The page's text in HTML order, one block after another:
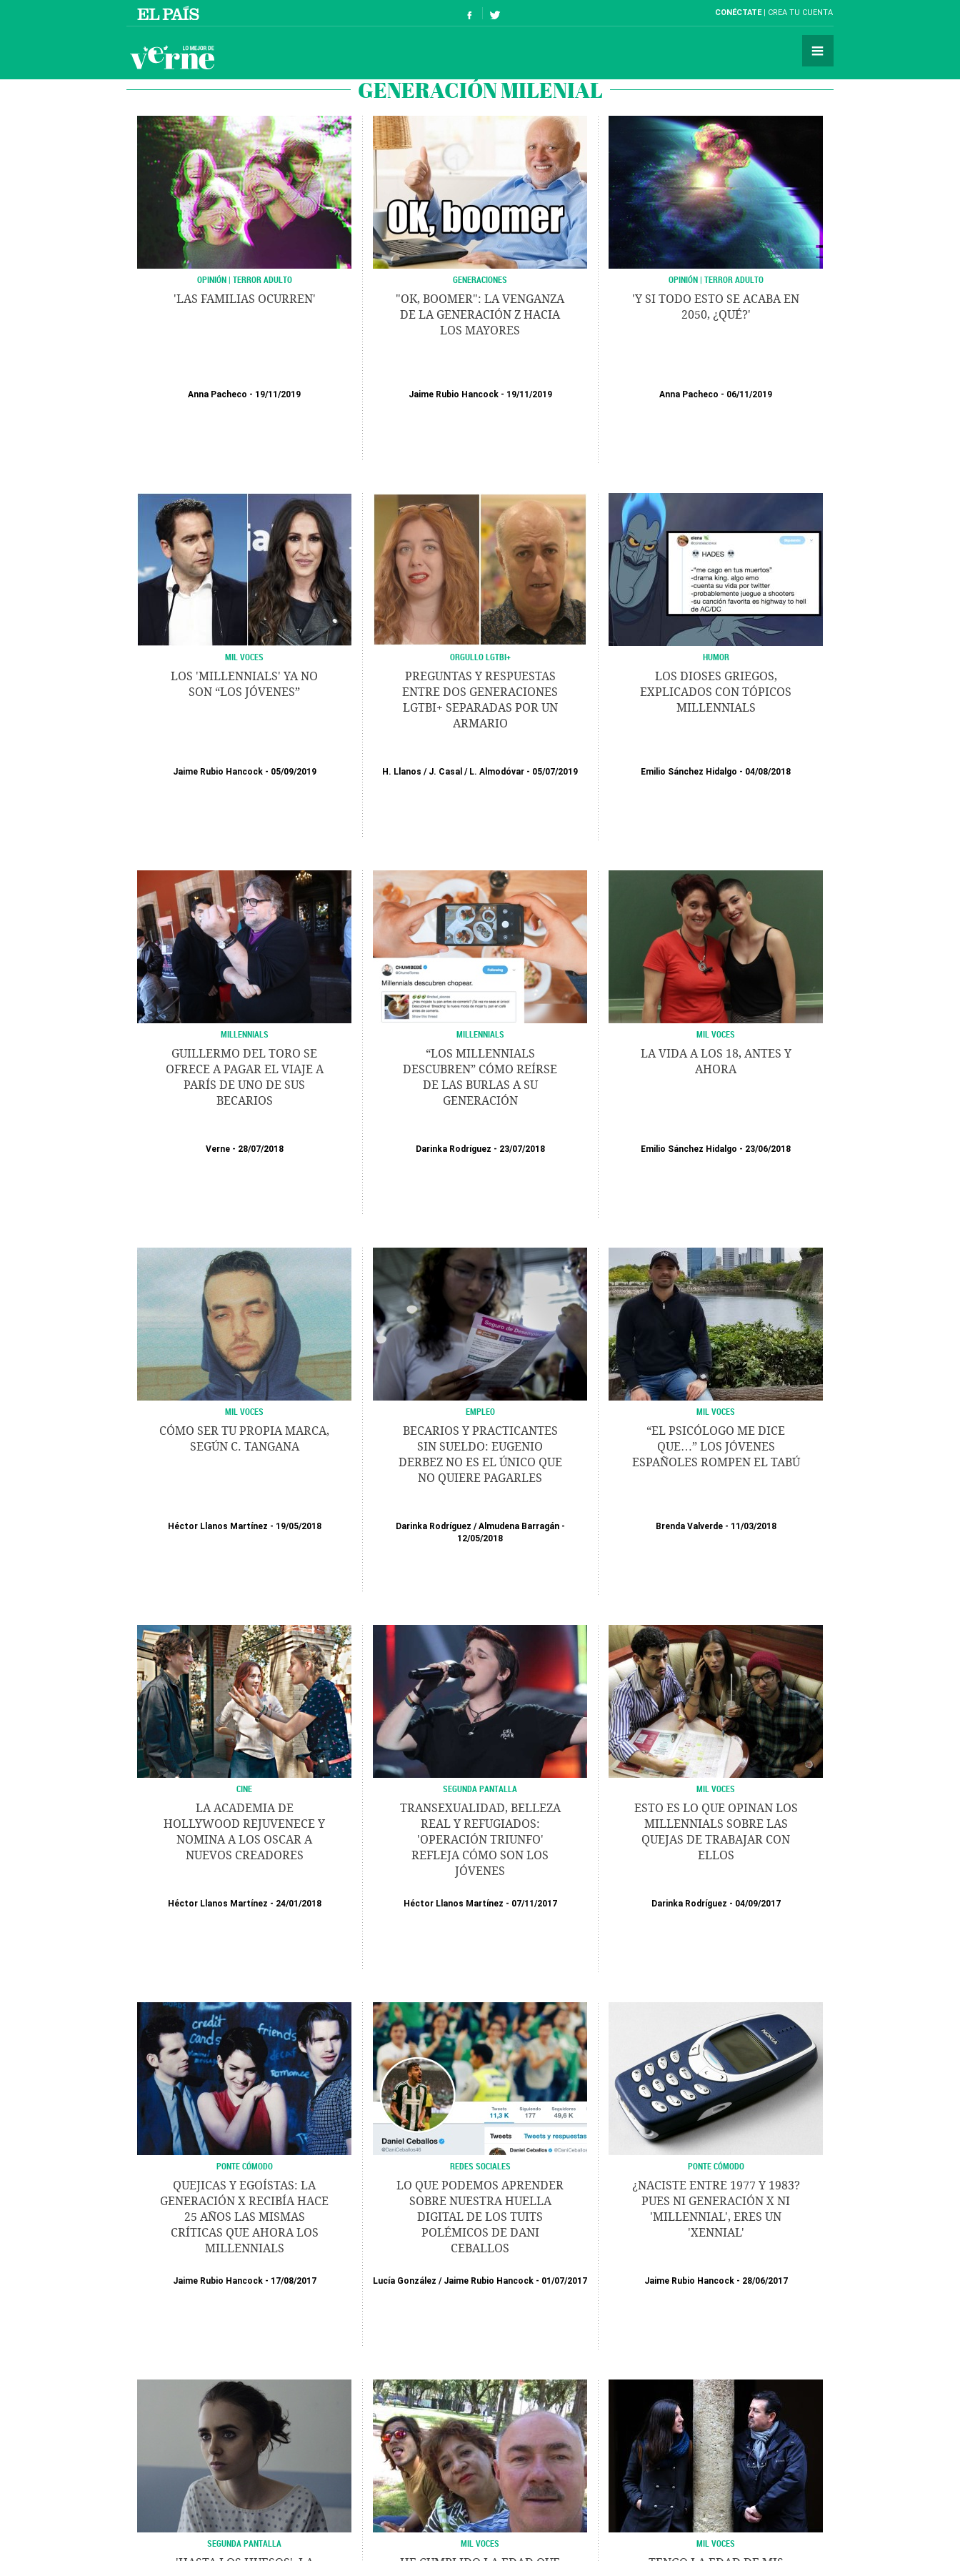
CONÉCTATE CREA TU CUENTA
GENERACIÓN MILENIAL
OPINIÓN | TERROR ADULTO
'LAS FAMILIAS OCURREN'
Anna Pacheco 19/11/2019
GENERACIONES
"OK, BOOMER": LA VENGANZA
DE LA GENERACIÓN Z HACIA
LOS MAYORES
Jaime Rubio Hancock 19/11/2019
OPINIÓN | TERROR ADULTO
'Y SI TODO ESTO SE ACABA EN
2050, ¿QUÉ?'
Anna Pacheco 06/11/2019
MIL VOCES
LOS 'MILLENNIALS' YA NO
SON “LOS JÓVENES”
Jaime Rubio Hancock 05/09/2019
ORGULLO LGTBI+
PREGUNTAS Y RESPUESTAS
ENTRE DOS GENERACIONES
LGTBI+ SEPARADAS POR UN
ARMARIO
H. Llanos / J. Casal / L. Almodóvar 05/07/2019
HUMOR
LOS DIOSES GRIEGOS,
EXPLICADOS CON TÓPICOS
MILLENNIALS
Emilio Sánchez Hidalgo 04/08/2018
MILLENNIALS
GUILLERMO DEL TORO SE
OFRECE A PAGAR EL VIAJE A
PARÍS DE UNO DE SUS
BECARIOS
Verne 28/07/2018
MILLENNIALS
“LOS MILLENNIALS
DESCUBREN” CÓMO REÍRSE
DE LAS BURLAS A SU
GENERACIÓN
Darinka Rodríguez 23/07/2018
MIL VOCES
LA VIDA A LOS 18, ANTES Y
AHORA
Emilio Sánchez Hidalgo 23/06/2018
MIL VOCES
CÓMO SER TU PROPIA MARCA,
SEGÚN C. TANGANA
Héctor Llanos Martínez 19/05/2018
EMPLEO
BECARIOS Y PRACTICANTES
SIN SUELDO: EUGENIO
DERBEZ NO ES EL ÚNICO QUE
NO QUIERE PAGARLES
Darinka Rodríguez /Almudena Barragán
12/05/2018
MIL VOCES
“EL PSICÓLOGO ME DICE
QUE…” LOS JÓVENES
ESPAÑOLES ROMPEN EL TABÚ
Brenda Valverde 11/03/2018
CINE
LA ACADEMIA DE
HOLLYWOOD REJUVENECE Y
NOMINA A LOS OSCAR A
NUEVOS CREADORES
Héctor Llanos Martínez 24/01/2018
SEGUNDA PANTALLA
TRANSEXUALIDAD, BELLEZA
REAL Y REFUGIADOS:
'OPERACIÓN TRIUNFO'
REFLEJA CÓMO SON LOS
JÓVENES
Héctor Llanos Martínez 07/11/2017
MIL VOCES
ESTO ES LO QUE OPINAN LOS
MILLENNIALS SOBRE LAS
QUEJAS DE TRABAJAR CON
ELLOS
Darinka Rodríguez 04/09/2017
PONTE CÓMODO
QUEJICAS Y EGOÍSTAS: LA
GENERACIÓN X RECIBÍA HACE
25 AÑOS LAS MISMAS
CRÍTICAS QUE AHORA LOS
MILLENNIALS
Jaime Rubio Hancock 17/08/2017
REDES SOCIALES
LO QUE PODEMOS APRENDER
SOBRE NUESTRA HUELLA
DIGITAL DE LOS TUITS
POLÉMICOS DE DANI
CEBALLOS
Lucía González / Jaime Rubio Hancock 01/07/2017
PONTE CÓMODO
¿NACISTE ENTRE 1977 Y 1983?
PUES NI GENERACIÓN X NI
'MILLENNIAL', ERES UN
'XENNIAL'
Jaime Rubio Hancock 28/06/2017
SEGUNDA PANTALLA MIL VOCES MIL VOCES